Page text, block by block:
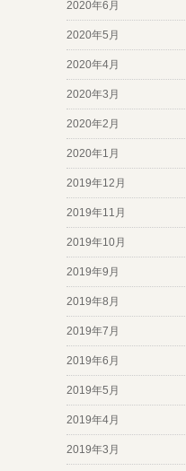
2020年6月
2020年5月
2020年4月
2020年3月
2020年2月
2020年1月
2019年12月
2019年11月
2019年10月
2019年9月
2019年8月
2019年7月
2019年6月
2019年5月
2019年4月
2019年3月